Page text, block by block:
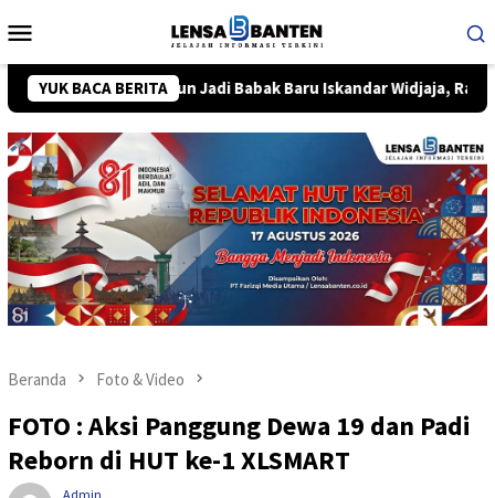
ke
Mobile
YUK BACA BERITA
40 Tahun Jadi Babak Baru Iskandar Widjaja, Rayakan Lewat
Beranda Foto & Video
FOTO : Aksi Panggung Dewa 19 dan Padi
Reborn di HUT ke-1 XLSMART
Admin